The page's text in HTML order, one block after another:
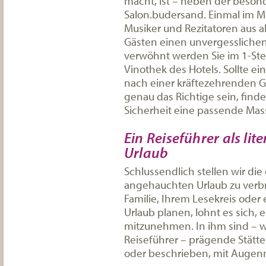
Salon.budersand. Einmal im
Musiker und Rezitatoren aus
Gästen einen
verwöhnt werden Sie im 1-
Vinothek des Hotels. Sollte
nach einer kräftezehrenden
genau das Richtige sein,
Sicherheit eine passende
Ein Reiseführer als
Urlaub
Schlussendlich stellen wir
angehauchten Urlaub zu
Familie, Ihrem Lesekreis
Urlaub planen, lohnt es sich,
mitzunehmen. In ihm sind –
Reiseführer – prägende
oder beschrieben, mit